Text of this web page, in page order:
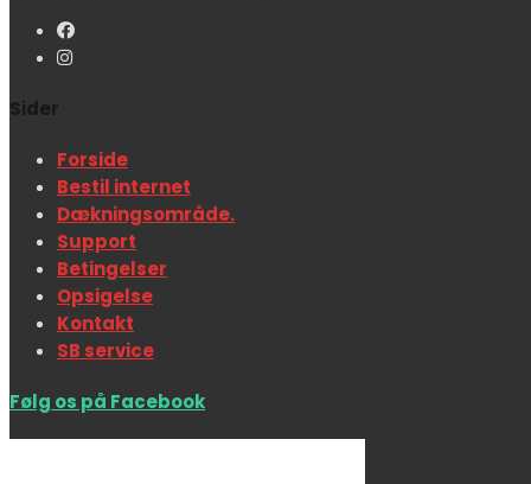
Sider
Forside
Bestil internet
Dækningsområde.
Support
Betingelser
Opsigelse
Kontakt
SB service
Følg os på Facebook